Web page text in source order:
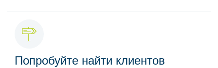
Попробуйте найти клиентов